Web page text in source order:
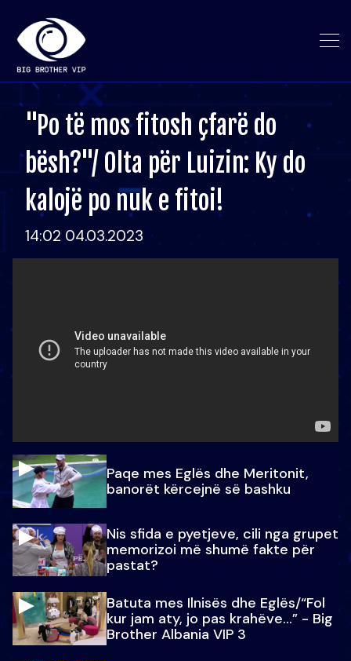
"Po të mos fitosh çfarë do
bësh?"/ Olta për Luizin: Ky do
kalojë po nuk e fitoi!
14:02 04.03.2023
Paqe mes Eglës dhe Meritonit,
banorët kërcejnë së bashku
Nis sfida e pyetjeve, cili nga grupet
memorizoi më shumë fakte për
pastat?
Batuta mes Ilnisës dhe Eglës/“Fol
kur jam aty, jo pas krahëve…” - Big
Brother Albania VIP 3